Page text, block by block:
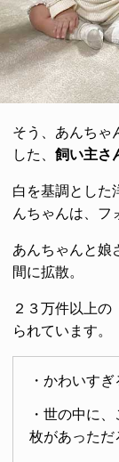
そう、あんちゃ
した、 飼い主さ
白を基調とした
んちゃんは、フ
あんちゃんと娘
間に拡散。
２３万件以上
られています。
・かわいす
・世の中に
枚があっただ